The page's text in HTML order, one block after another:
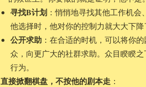
寻找B计划：悄悄地寻找其他工作机会
他选择时，他对你的控制力就大大下降
公开求助：在合适的时机，可以将你
众，向更广大的社群求助。众目睽睽
行为。
直接掀翻棋盘，不按他的剧本走 ：